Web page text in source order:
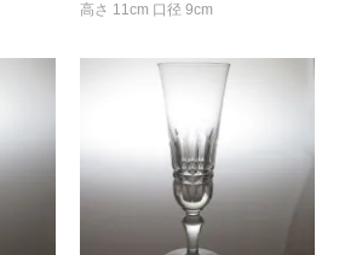
高さ 11cm 口径 9cm